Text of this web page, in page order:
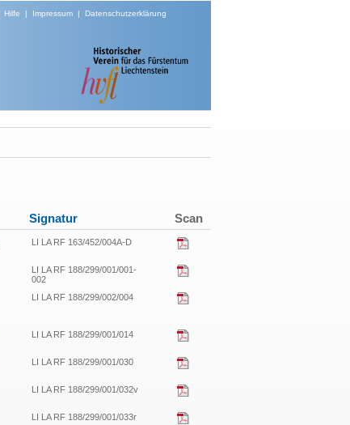
Hilfe | Impressum| Datenschutzerklärung
Signatur Scan
LI LA RF 163/452/004A-D
LI LA RF 188/299/001/001-
002
LI LA RF 188/299/002/004
LI LA RF 188/299/001/014
LI LA RF 188/299/001/030
LI LA RF 188/299/001/032v
LI LA RF 188/299/001/033r